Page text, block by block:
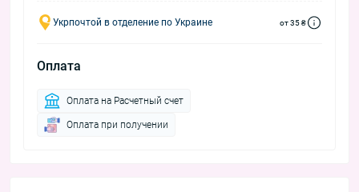
Укрпочтой в отделение по Украине от 35 ₴
Оплата
Оплата на Расчетный счет
Оплата при получении